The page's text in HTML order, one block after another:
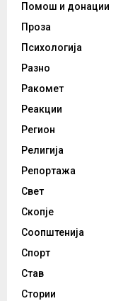
Помош и донации
Проза
Психологија
Разно
Ракомет
Реакции
Регион
Религија
Репортажа
Свет
Скопје
Соопштенија
Спорт
Став
Стории